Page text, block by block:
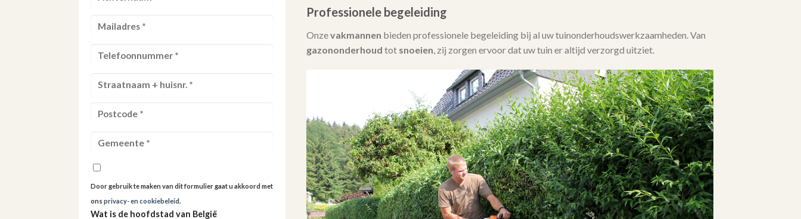
Door gebruik te maken van dit formulier gaat u akkoord met
ons privacy- en cookiebeleid.
Wat is de hoofdstad van België
Professionele begeleiding
Onzevakmannen bieden professionele begeleiding bij al uw tuinonderhoudswerkzaamheden. Van
gazononderhoud tot snoeien, zij zorgen ervoor dat uw tuin er altijd verzorgd uitziet.